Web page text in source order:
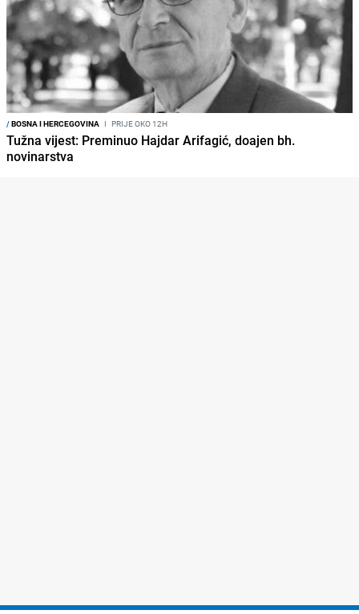
/BOSNA I HERCEGOVINA I PRIJE OKO 12H
Tužna vijest: Preminuo Hajdar Arifagić, doajen bh.
novinarstva